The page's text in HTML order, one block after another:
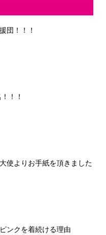
団！！！
！！
使よりお手紙を頂きました
ンクを着続ける理由